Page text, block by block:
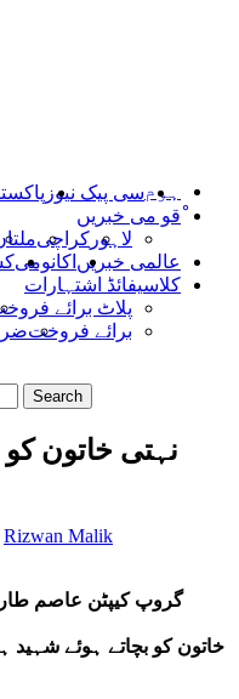
ہومسی پیک نیوز
ْقو می خبریں
لاہور کراچی
عالمی خبریں اکانومی
کلاسیفائڈ اشتہارات
پلاٹ برائے
برائے فروخت
نہتی خاتون کو
Rizwan Malik
گروپ کیپٹن عاصم
خاتون کو بچاتے ہوئے شہید